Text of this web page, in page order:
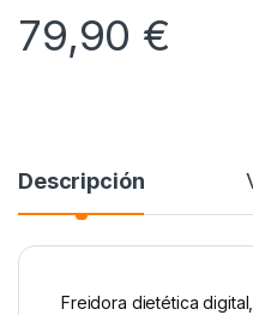
79,90 €
Descripción
Freidora dietética